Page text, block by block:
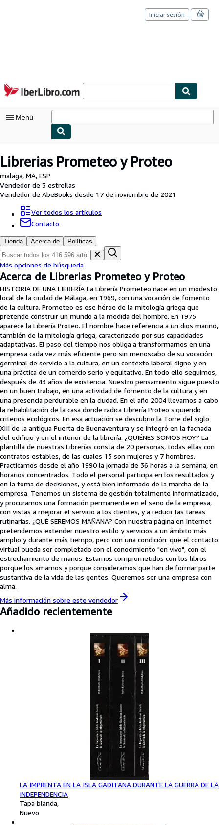
Pasar al contenido principal
IberLibro.com
Iniciar sesión
Menú
Consultar mis pedidos
Cerrar sesión
Colecciones
Libros antiguos
Arte y coleccionismo
Vendedores
Comenzar a vender
Ayuda
CERRAR
Librerias Prometeo y Proteo
malaga, MA, ESP
Vendedor de 3 estrellas
Vendedor de AbeBooks desde 17 de noviembre de 2021
Ver todos los artículos
Contacto
Tienda Acerca de Políticas
Más opciones de búsqueda
Acerca de Librerias Prometeo y Proteo
HISTORIA DE UNA LIBRERÍA La Librería Prometeo nace en un modesto
local de la ciudad de Málaga, en 1969, con una vocación de fomento
de la cultura. Prometeo es ese héroe de la mitología griega que
pretende construir un mundo a la medida del hombre. En 1975
aparece la Librería Proteo. El nombre hace referencia a un dios marino,
también de la mitología griega, caracterizado por sus capacidades
adaptativas. El paso del tiempo nos obliga a transformarnos en una
empresa cada vez más eficiente pero sin menoscabo de su vocación
germinal de servicio a la cultura, en un contexto laboral digno y en
una práctica de un comercio serio y equitativo. En todo ello seguimos,
después de 43 años de existencia. Nuestro pensamiento sigue puesto
en un buen trabajo, en una actividad de fomento de la cultura y en
una presencia perdurable en la ciudad. En el año 2004 llevamos a cabo
la rehabilitación de la casa donde radica Librería Proteo siguiendo
criterios ecológicos. En esa actuación se descubrió la Torre del siglo
XIII de la antigua Puerta de Buenaventura y se integró en la fachada
del edificio y en el interior de la librería. ¿QUIÉNES SOMOS HOY? La
plantilla de nuestras Librerías consta de 20 personas, todas ellas con
contratos estables, de las cuales 13 son mujeres y 7 hombres.
Practicamos desde el año 1990 la jornada de 36 horas a la semana, en
horarios concentrados. Todo el personal participa en los resultados y
en la toma de decisiones, y está bien informado de la marcha de la
empresa. Tenemos un sistema de gestión totalmente informatizado,
y procuramos una formación permanente en el seno de la empresa,
con vistas a mejorar el servicio a los clientes, y a reducir las tareas
rutinarias. ¿QUÉ SEREMOS MAÑANA? Con nuestra página en Internet
pretendemos extender nuestro estilo y servicios a un ámbito más
amplio y durante más tiempo, pero con una condición: que el contacto
virtual pueda ser completado con el conocimiento "en vivo", con el
estrechamiento de manos. Estamos comprometidos con los libros
porque los amamos y porque consideramos que han de formar parte
sustantiva de la vida de las gentes. Queremos ser una empresa con
alma.
Más información sobre este vendedor
Añadido recientemente
LA IMPRENTA EN LA ISLA GADITANA DURANTE LA GUERRA DE LA
INDEPENDENCIA
Tapa blanda
Nuevo